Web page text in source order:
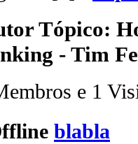
Tópico:
- Tim
e 1
blabla